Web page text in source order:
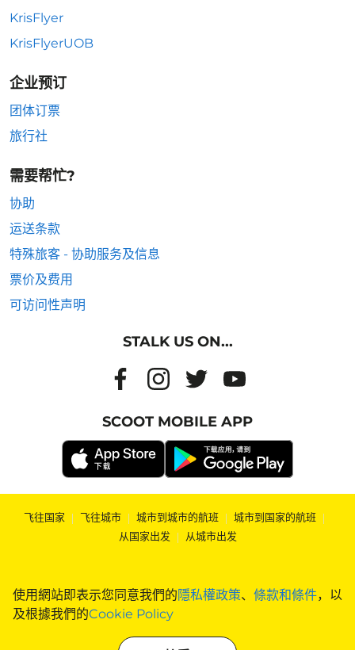
使用網站即表示您同意我們的隱私權政策、 條款和條件，以
及根據我們的Cookie Policy
KrisFlyer
KrisFlyerUOB
企业预订
团体订票
旅行社
需要帮忙?
协助
运送条款
特殊旅客 - 协助服务及信息
票价及费用
可访问性声明
STALK US ON...
SCOOT MOBILE APP
飞往国家 | 飞往城市 | 城市到城市的航班 | 城市到国家的航班 |
从国家出发 | 从城市出发